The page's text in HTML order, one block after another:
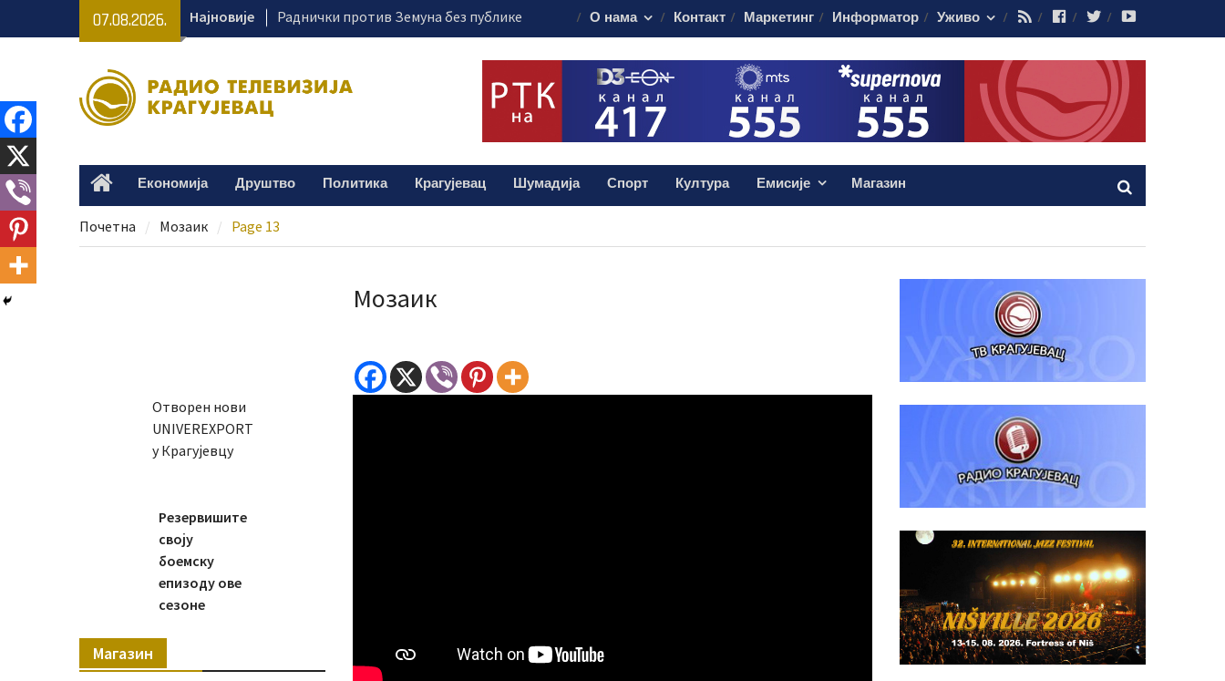
07.08.2026. Најновије
Раднички против Земуна без публике
на „Чика Дачи“
Безбедност на купалиштима почиње
од одговорног понашања
Крагујевац се припрема за 17.
Великогоспојинске свечаности
О нама Контакт Маркетинг Информатор Уживо RSS FacebookTwitter
HomeЕкономија Друштво Политика Крагујевац Шумадија Спорт Култура Емисије Магазин
Почетна Мозаик Page 13
Мозаик
Отворен нови
UNIVEREXPORT
у Крагујевцу
Резервишите
своју
боемску
епизоду ове
сезоне
Магазин